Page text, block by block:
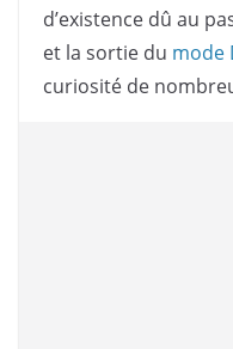
d’existence dû au
et la sortie du mode
curiosité de